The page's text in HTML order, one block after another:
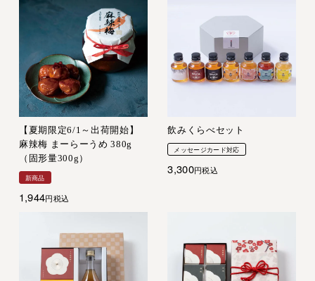
【夏期限定6/1～出荷開始】
麻辣梅 まーらーうめ 380g
（固形量300g）
新商品
1,944 税込
飲みくらべセット
メッセージカード対応
3,300 税込